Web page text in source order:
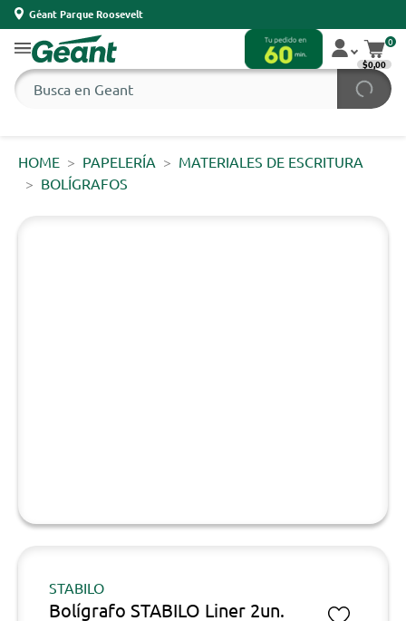
Géant Parque Roosevelt
0
$0,00
HOME PAPELERÍA
MATERIALES DE ESCRITURA
BOLÍGRAFOS
STABILO
Bolígrafo STABILO Liner 2un.